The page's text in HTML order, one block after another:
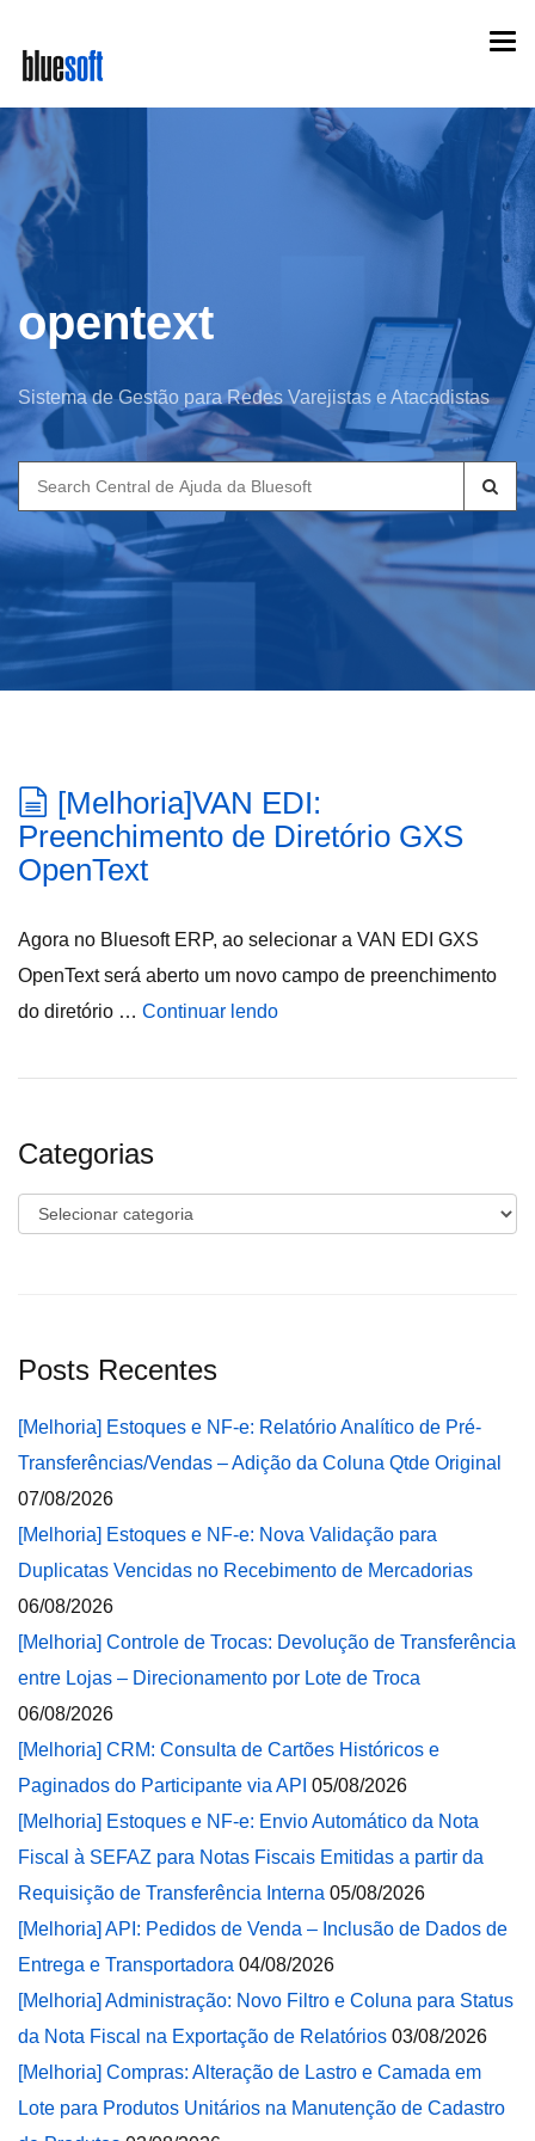
main
content
opentext
Sistema de Gestão para Redes Varejistas e Atacadistas
Search
for:
[Melhoria]VAN EDI:
Preenchimento de Diretório GXS
OpenText
Agora no Bluesoft ERP, ao selecionar a VAN EDI GXS
OpenText será aberto um novo campo de preenchimento
do diretório … Continuar lendo
Categorias
Categorias
Posts Recentes
[Melhoria] Estoques e NF-e: Relatório Analítico de Pré-
Transferências/Vendas – Adição da Coluna Qtde Original
07/08/2026
[Melhoria] Estoques e NF-e: Nova Validação para
Duplicatas Vencidas no Recebimento de Mercadorias
06/08/2026
[Melhoria] Controle de Trocas: Devolução de Transferência
entre Lojas – Direcionamento por Lote de Troca
06/08/2026
[Melhoria] CRM: Consulta de Cartões Históricos e
Paginados do Participante via API 05/08/2026
[Melhoria] Estoques e NF-e: Envio Automático da Nota
Fiscal à SEFAZ para Notas Fiscais Emitidas a partir da
Requisição de Transferência Interna 05/08/2026
[Melhoria] API: Pedidos de Venda – Inclusão de Dados de
Entrega e Transportadora 04/08/2026
[Melhoria] Administração: Novo Filtro e Coluna para Status
da Nota Fiscal na Exportação de Relatórios 03/08/2026
[Melhoria] Compras: Alteração de Lastro e Camada em
Lote para Produtos Unitários na Manutenção de Cadastro